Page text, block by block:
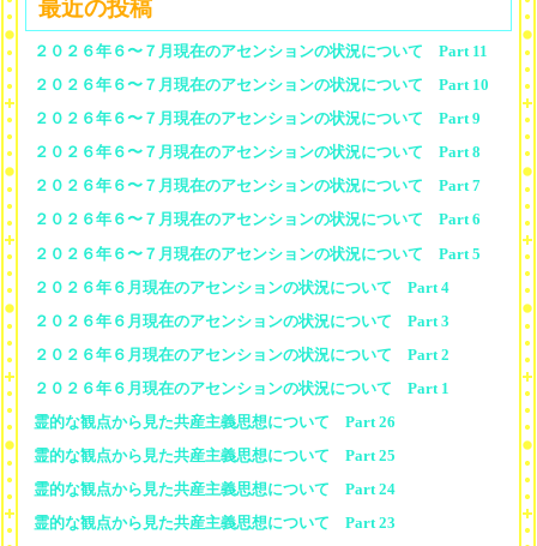
最近の投稿
２０２６年６〜７月現在のアセンションの状況について Part 11
２０２６年６〜７月現在のアセンションの状況について Part 10
２０２６年６〜７月現在のアセンションの状況について Part 9
２０２６年６〜７月現在のアセンションの状況について Part 8
２０２６年６〜７月現在のアセンションの状況について Part 7
２０２６年６〜７月現在のアセンションの状況について Part 6
２０２６年６〜７月現在のアセンションの状況について Part 5
２０２６年６月現在のアセンションの状況について Part 4
２０２６年６月現在のアセンションの状況について Part 3
２０２６年６月現在のアセンションの状況について Part 2
２０２６年６月現在のアセンションの状況について Part 1
霊的な観点から見た共産主義思想について Part 26
霊的な観点から見た共産主義思想について Part 25
霊的な観点から見た共産主義思想について Part 24
霊的な観点から見た共産主義思想について Part 23